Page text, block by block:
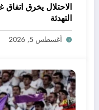
الاحتلال يخرق اتفاق
التهدئة
أغسطس 5, 2026